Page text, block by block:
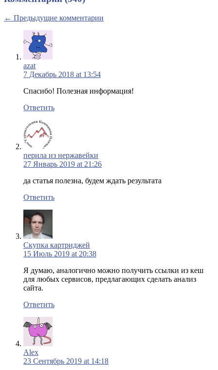
← Предыдущие комментарии
azat
7 Декабрь 2018 at 13:54
Спасибо! Полезная информация!
Ответить
перила из нержавейки
27 Январь 2019 at 21:26
да статья полезна, будем ждать результата
Ответить
Скупка картриджей
15 Июль 2019 at 20:38
Я думаю, аналогично можно получить ссылки из кеш
для любых сервисов, предлагающих сделать анализ
сайта.
Ответить
Alex
23 Сентябрь 2019 at 14:18